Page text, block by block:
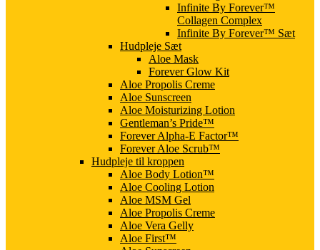
Infinite By Forever™
Collagen Complex
Infinite By Forever™ Sæt
Hudpleje Sæt
Aloe Mask
Forever Glow Kit
Aloe Propolis Creme
Aloe Sunscreen
Aloe Moisturizing Lotion
Gentleman’s Pride™
Forever Alpha-E Factor™
Forever Aloe Scrub™
Hudpleje til kroppen
Aloe Body Lotion™
Aloe Cooling Lotion
Aloe MSM Gel
Aloe Propolis Creme
Aloe Vera Gelly
Aloe First™